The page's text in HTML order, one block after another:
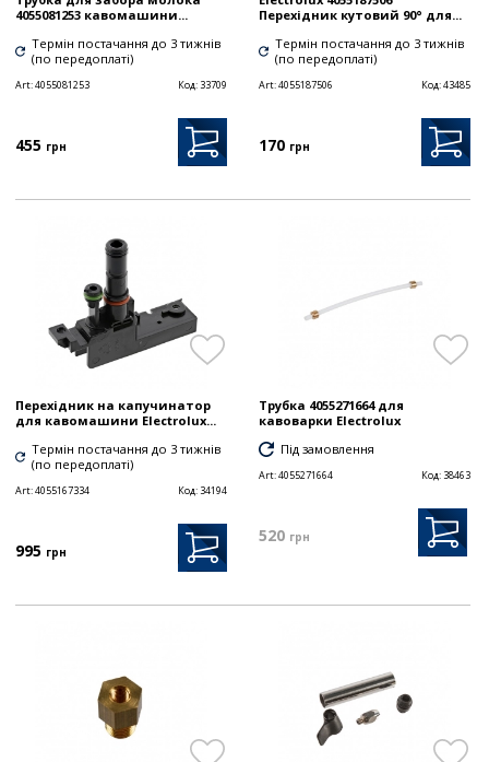
4055081253 кавомашини...
Термін постачання до 3 тижнів
(по передоплаті)
Art:4055081253 Код: 33709
455 грн
Перехідник кутовий 90° для...
Термін постачання до 3 тижнів
(по передоплаті)
Art:4055187506 Код:43485
170 грн
Перехідник на капучинатор
для кавомашини Electrolux...
Термін постачання до 3 тижнів
(по передоплаті)
Art:4055167334 Код: 34194
995 грн
Трубка 4055271664 для
кавоварки Electrolux
Під замовлення
Art:4055271664 Код: 38463
520 грн